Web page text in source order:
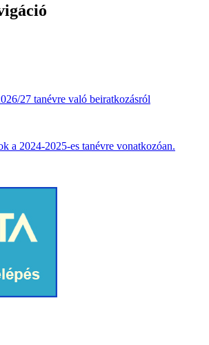
27 tanévre való beiratkozásról
a 2024-2025-es tanévre vonatkozóan.